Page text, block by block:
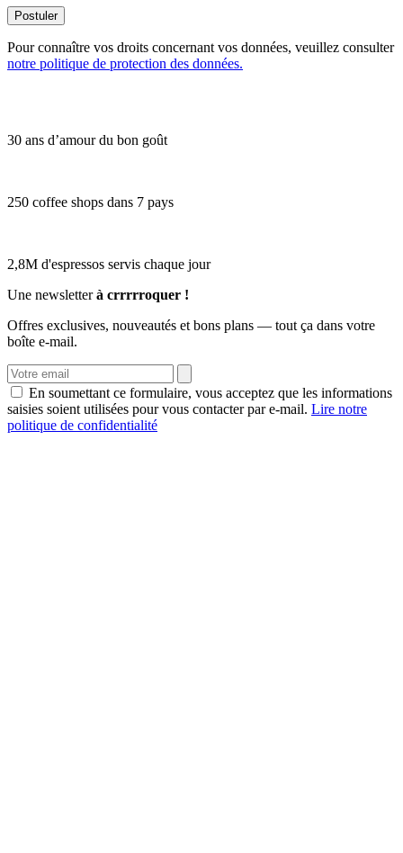
Postuler
Pour connaître vos droits concernant vos données, veuillez consulter
notre politique de protection des données.
30 ans d’amour du bon goût
250 coffee shops dans 7 pays
2,8M d'espressos servis chaque jour
Une newsletterà crrrrroquer !
Offres exclusives, nouveautés et bons plans — tout ça dans votre
boîte e-mail.
En soumettant ce formulaire, vous acceptez que les informations
saisies soient utilisées pour vous contacter par e-mail. Lire notre
politique de confidentialité